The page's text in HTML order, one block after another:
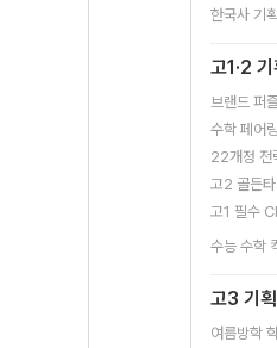
한국사 기
고1·2
브랜드 퍼
수학 페어
22개정 전
고2 골든
고1 필수
수능 수학
고3 기
여름방학